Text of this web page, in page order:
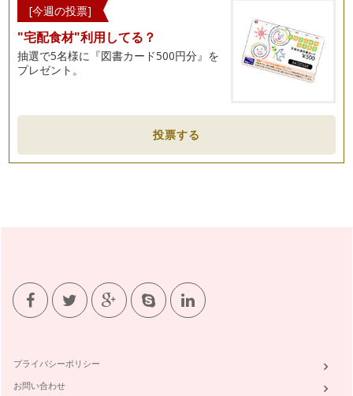
ハロウィン絵本と英語でベビーサイン
最近では日本でも一般的になってきた「ハロウィン」。そもそ
もの起源ってご存知ですか？ それは…
の名前を覚えるための絵本？ ものが…
ファーストブックとベビーサイン
人生で初めて出会う絵本、それがファーストブックです。中に
皆さん、絵本っていつからあるんだろう？という疑問を持った
ことはありますか？ 子育てしている…
とても大切なもの。どちらも育児に楽…
絵本とベビーサインで育むコミュニケーション力
[今週の投票]
"宅配食材"利用してる？
抽選で5名様に『図書カード500円分』を
プレゼント。
投票する
プライバシーポリシー
お問い合わせ